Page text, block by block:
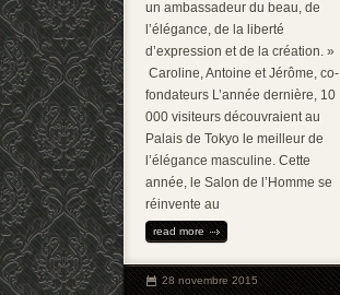
un ambassadeur du beau, de
l’élégance, de la liberté
d’expression et de la création. »
Caroline, Antoine et Jérôme, co-
fondateurs L’année dernière, 10
000 visiteurs découvraient au
Palais de Tokyo le meilleur de
l’élégance masculine. Cette
année, le Salon de l’Homme se
réinvente au
read more
28 novembre 2015